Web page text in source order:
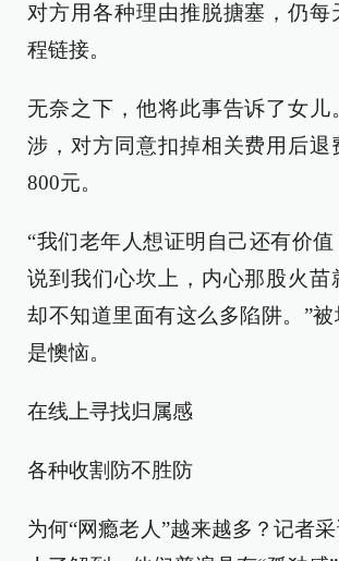
对方用各种理由推脱搪塞，仍每
程链接。
无奈之下，他将此事告诉了女儿
涉，对方同意扣掉相关费用后退
800元。
“我们老年人想证明自己还有价
说到我们心坎上，内心那股火苗
却不知道里面有这么多陷阱。”
是懊恼。
在线上寻找归属感
各种收割防不胜防
为何“网瘾老人”越来越多？记者